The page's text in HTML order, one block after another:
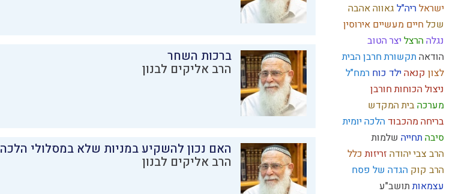
ישראלריה"ל גאווהאהבה
שכלחיים מעשיים אירוסין
נגלההרצליצר הטוב
הודאהתקשורתחרבן הבית
לצון קנאהילד כוח רמח"ל
ניצול הכוחותחורבן
מערכהבית המקדש
בריחה מהכבוד הלכה יומית
סיבהתחייה שלמות
הרב צבי יהודה זריזותכלל
הרב קוק הגדה של פסח
עצמאותתושב"ע
ברכות השחר
הרב אליקים לבנון
האם נכון להשקיע במניות שלא במסלולי הלכה
הרב אליקים לבנון